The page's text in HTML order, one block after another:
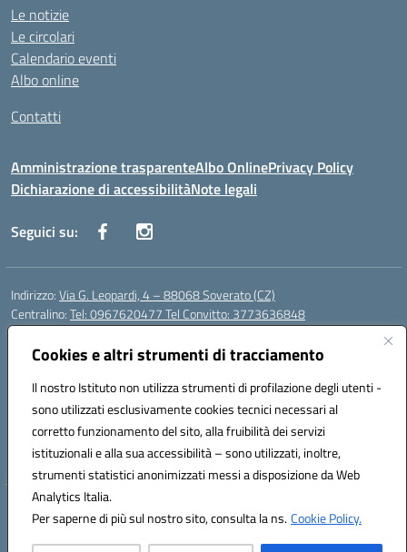
Cookies e altri strumenti di tracciamento
Il nostro Istituto non utilizza strumenti di profilazione degli utenti -
sono utilizzati esclusivamente cookies tecnici necessari al
corretto funzionamento del sito, alla fruibilità dei servizi
istituzionali e alla sua accessibilità – sono utilizzati, inoltre,
strumenti statistici anonimizzati messi a disposizione da Web
Analytics Italia.
Per saperne di più sul nostro sito, consulta la ns.Cookie Policy.
Le notizie
Le circolari
Calendario eventi
Albo online
Contatti
Amministrazione trasparenteAlbo OnlinePrivacy Policy
Dichiarazione di accessibilitàNote legali
Seguici su:
Indirizzo:Via G. Leopardi, 4 – 88068 Soverato (CZ)
Centralino:Tel: 0967620477 Tel Convitto: 3773636848
Email:
Posta elettronica certificata (PEC):czrh04000q@pec.istruzione.it
Codice fiscale: 84000690796
Codice meccanografico:CZRH04000Q
Codice Indice delle Pubbliche Amministrazioni (IPA): istsc_czrh04000q
Codice unico di fatturazione (CUF): UF9M13
Hosting & Powered by 3D Solution S.r.l.
Concept & Design by Designers Italia